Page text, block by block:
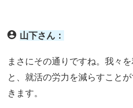
山下さん：
まさにその通りですね。我々
と、就活の労力を減らすこと
きます。